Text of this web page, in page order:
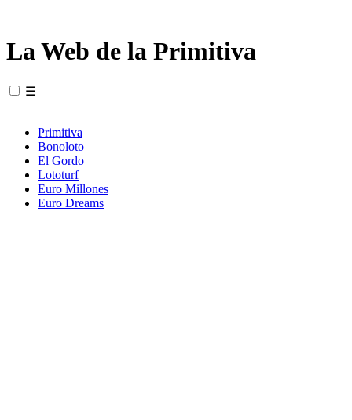
La Web de la Primitiva
☰
Primitiva
Bonoloto
El Gordo
Lototurf
Euro Millones
Euro Dreams